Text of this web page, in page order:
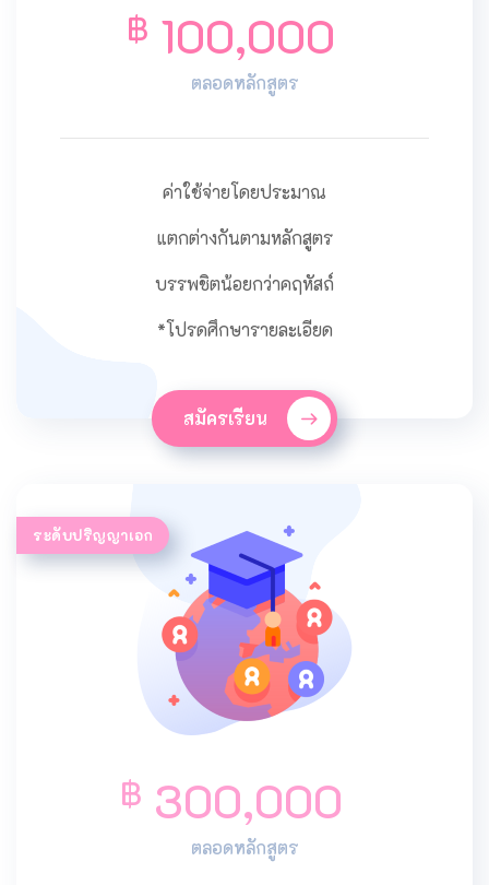
฿ 100,000
ตลอดหลักสูตร
ค่าใช้จ่ายโดยประมาณ
แตกต่างกันตามหลักสูตร
บรรพชิตน้อยกว่าคฤหัสถ์
*โปรดศึกษารายละเอียด
สมัครเรียน
ระดับปริญญาเอก
฿ 300,000
ตลอดหลักสูตร